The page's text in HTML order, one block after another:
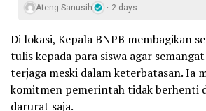
Ateng Sanusih 2 days
Di lokasi, Kepala BNPB membagikan
tulis kepada para siswa agar
terjaga meski dalam keterbatasan. Ia
komitmen pemerintah tidak berhenti
darurat saja.